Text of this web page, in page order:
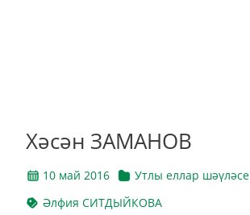
Хәсән ЗАМАНОВ
10 май 2016
Утлы еллар шәүләсе
Әлфия СИТДЫЙКОВА